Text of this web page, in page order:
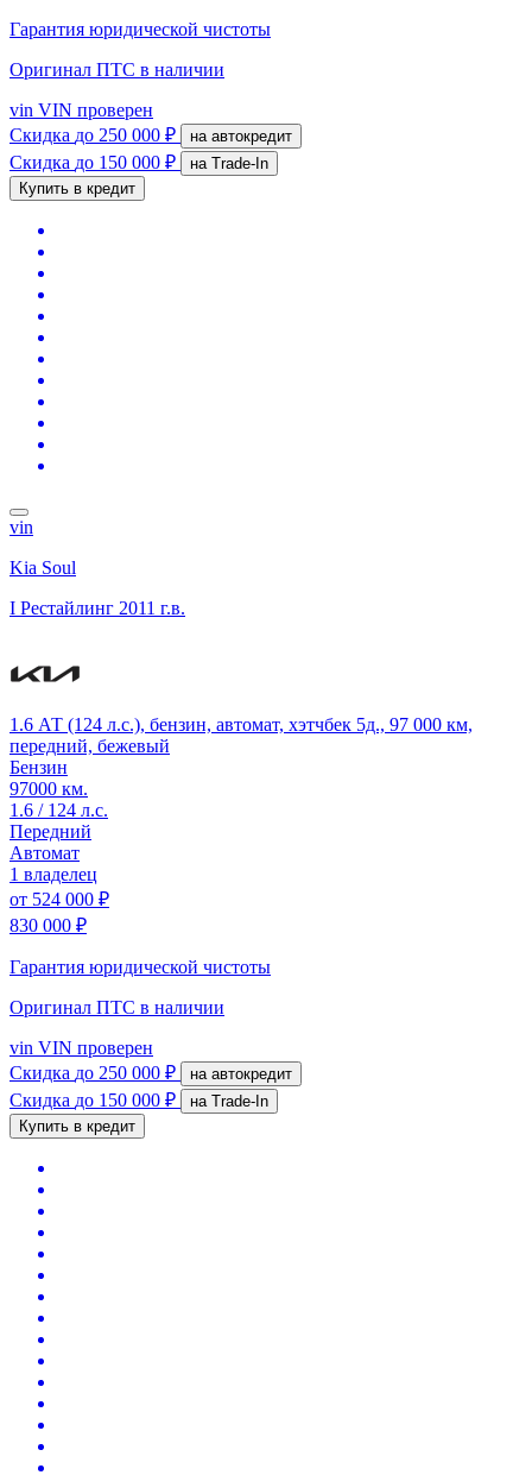
Гарантия юридической чистоты
Оригинал ПТС в наличии
vin VIN проверен
Скидка до 250 000 ₽ на автокредит
Скидка до 150 000 ₽
на Trade-In
Купить в кредит
vin
Kia Soul
I Рестайлинг 2011 г.в.
1.6 АТ (124 л.с.), бензин, автомат, хэтчбек 5д., 97 000 км,
передний, бежевый
Бензин
97000 км.
1.6 / 124 л.с.
Передний
Автомат
1 владелец
от 524 000 ₽
830 000 ₽
Гарантия юридической чистоты
Оригинал ПТС в наличии
vin VIN проверен
Скидка до 250 000 ₽ на автокредит
Скидка до 150 000 ₽
на Trade-In
Купить в кредит